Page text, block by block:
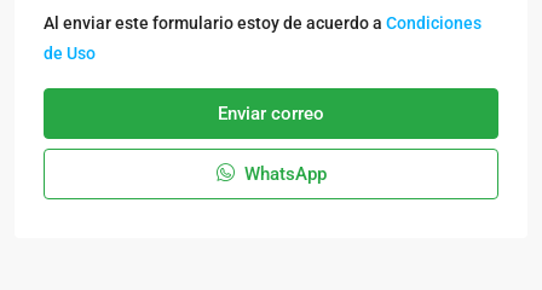
Al enviar este formulario estoy de acuerdo a Condiciones
de Uso
Enviar correo
WhatsApp